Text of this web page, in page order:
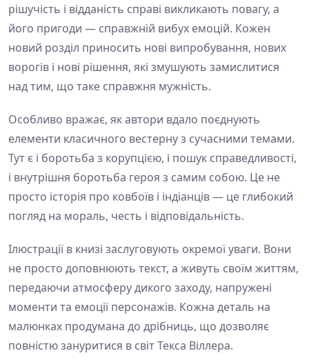
рішучість і відданість справі викликають повагу, а
його пригоди — справжній вибух емоцій. Кожен
новий розділ приносить нові випробування, нових
ворогів і нові рішення, які змушують замислитися
над тим, що таке справжня мужність.
Особливо вражає, як автори вдало поєднують
елементи класичного вестерну з сучасними темами.
Тут є і боротьба з корупцією, і пошук справедливості,
і внутрішня боротьба героя з самим собою. Це не
просто історія про ковбоїв і індіанців — це глибокий
погляд на мораль, честь і відповідальність.
Ілюстрації в книзі заслуговують окремої уваги. Вони
не просто доповнюють текст, а живуть своїм життям,
передаючи атмосферу дикого заходу, напружені
моменти та емоції персонажів. Кожна деталь на
малюнках продумана до дрібниць, що дозволяє
повністю зануритися в світ Текса Віллера.